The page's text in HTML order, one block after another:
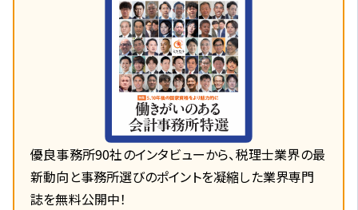
優良事務所90社のインタビューから、税理士業界の最
新動向と事務所選びのポイントを凝縮した業界専門
誌を無料公開中！